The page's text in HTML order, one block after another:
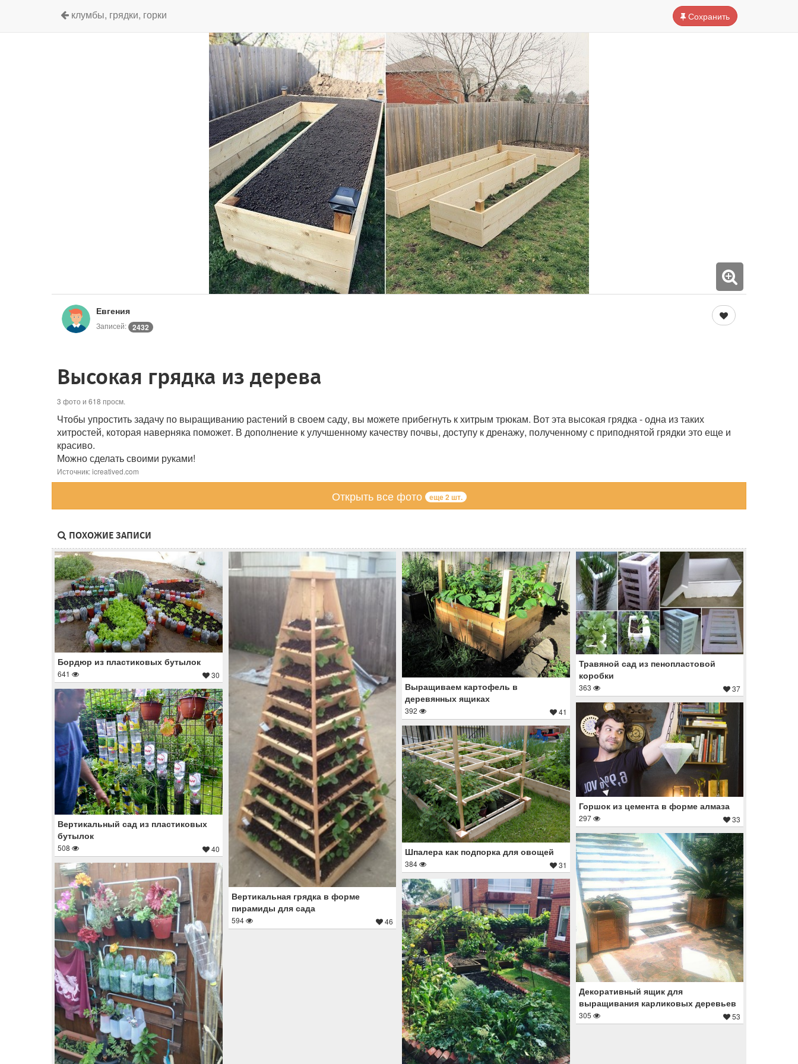
Сохранить
клумбы, грядки, горки
Евгения
Записей: 2432
Высокая грядка из дерева
3 фото и 618 просм.
Чтобы упростить задачу по выращиванию растений в своем саду, вы можете прибегнуть к хитрым трюкам. Вот эта высокая грядка - одна из таких
хитростей, которая наверняка поможет. В дополнение к улучшенному качеству почвы, доступу к дренажу, полученному с приподнятой грядки это еще и
красиво.
Можно сделать своими руками!
Источник: icreatived.com
Открыть все фото еще 2 шт.
ПОХОЖИЕ ЗАПИСИ
Бордюр из пластиковых бутылок
641 30
Вертикальная грядка в форме
пирамиды для сада
594 46
Выращиваем картофель в
деревянных ящиках
392 41
Травяной сад из пенопластовой
коробки
363 37
Вертикальный сад из пластиковых
бутылок
508 40
Горшок из цемента в форме алмаза
297 33
Шпалера как подпорка для овощей
384 31
Декоративный ящик для
выращивания карликовых деревьев
305 53